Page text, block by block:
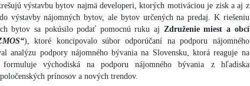
výstavbu bytov najmä developeri, ktorých motiváciou je zisk a aj z
výstavby nájomných bytov, ale bytov určených na predaj. K riešeniu
bytov sa pokúsilo podať pomocnú ruku aj Združenie miest a obcí
), ktoré koncipovalo súbor odporúčaní na podporu nájomného
analýzu podpory nájomného bývania na Slovensku, ktorá reaguje na
východiská na podporu nájomného bývania z hľadiska
prínosov a nových trendov.